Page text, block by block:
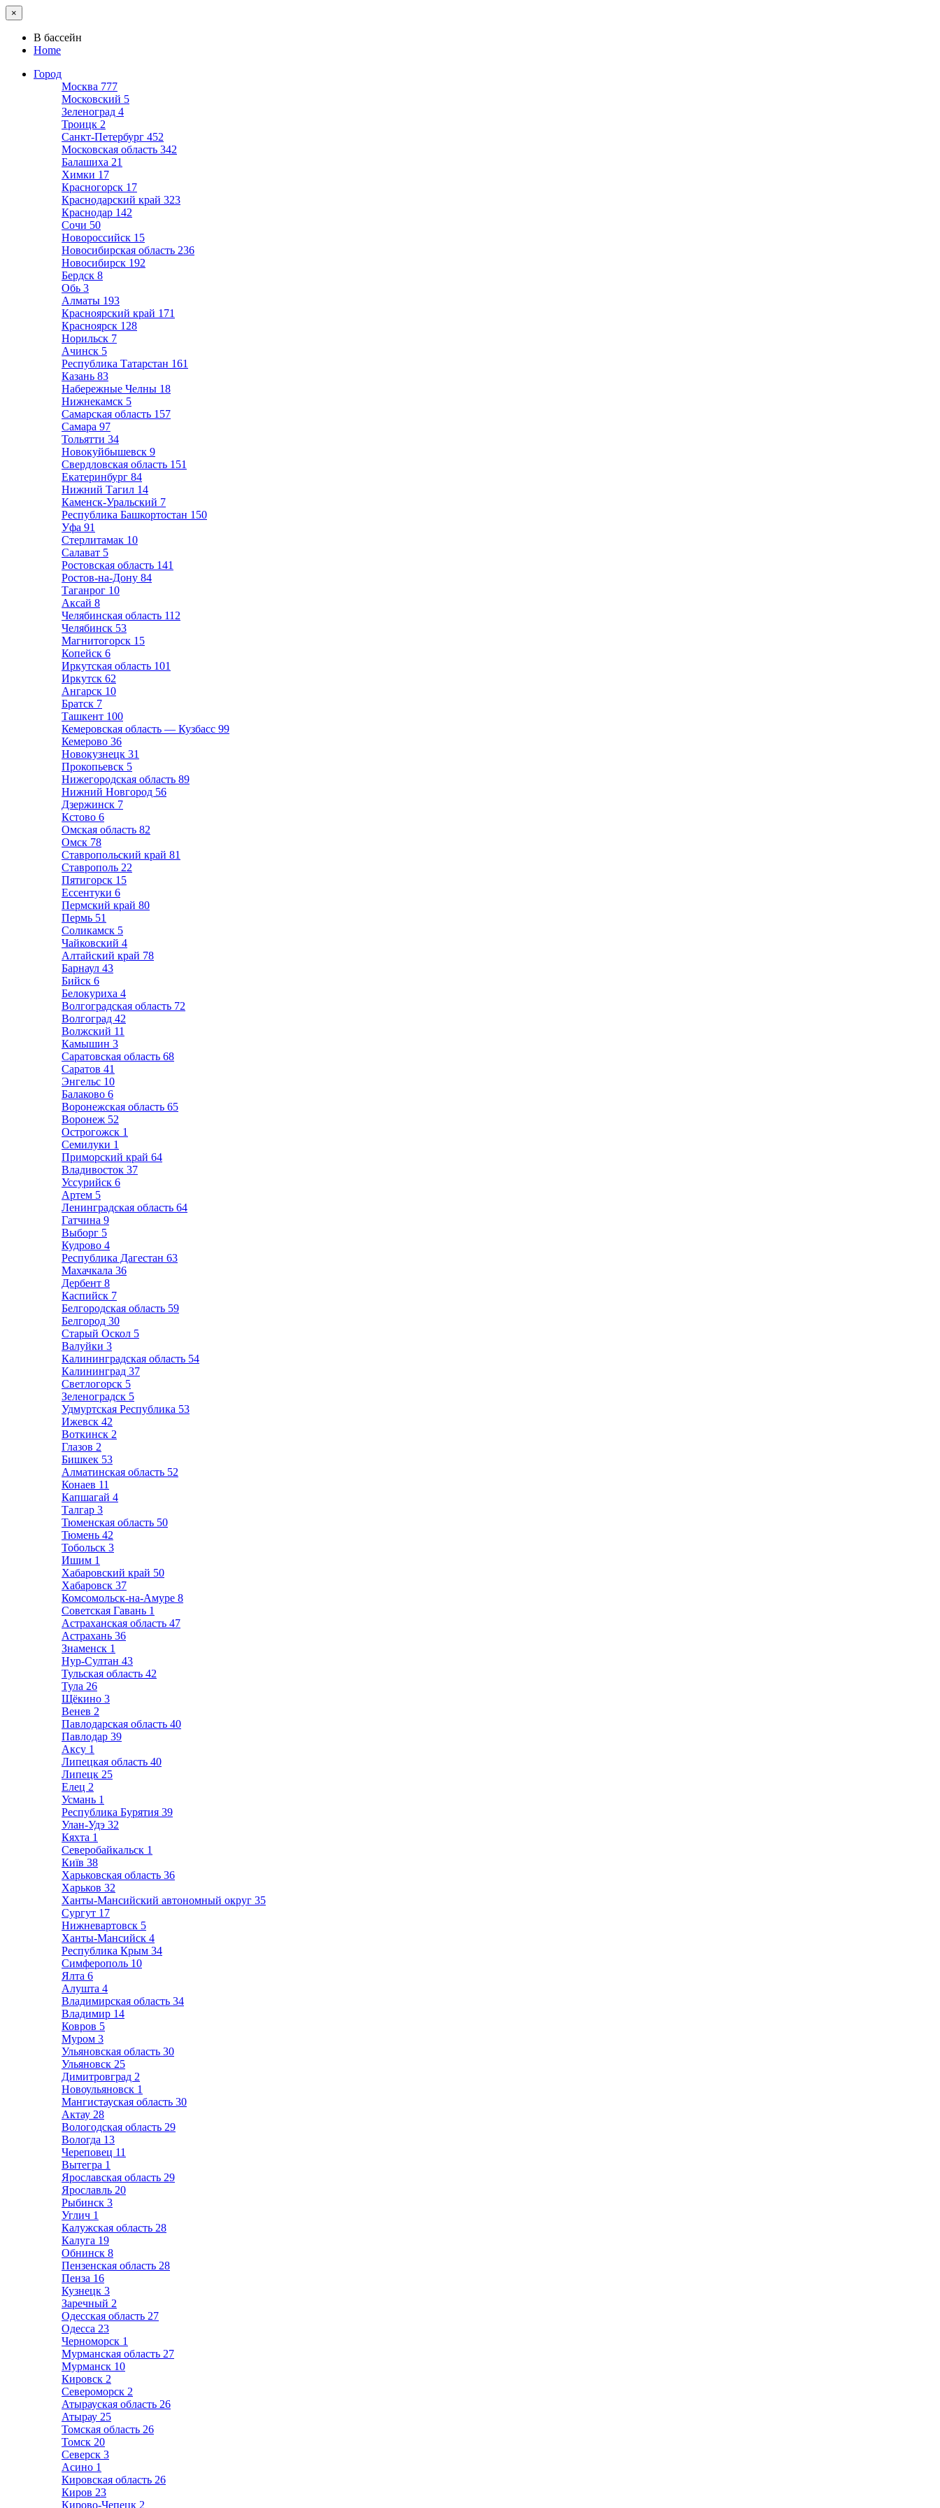
×
В бассейн
Home
Город
Москва 777
Московский 5
Зеленоград 4
Троицк 2
Санкт-Петербург 452
Московская область 342
Балашиха 21
Химки 17
Красногорск 17
Краснодарский край 323
Краснодар 142
Сочи 50
Новороссийск 15
Новосибирская область 236
Новосибирск 192
Бердск 8
Обь 3
Алматы 193
Красноярский край 171
Красноярск 128
Норильск 7
Ачинск 5
Республика Татарстан 161
Казань 83
Набережные Челны 18
Нижнекамск 5
Самарская область 157
Самара 97
Тольятти 34
Новокуйбышевск 9
Свердловская область 151
Екатеринбург 84
Нижний Тагил 14
Каменск-Уральский 7
Республика Башкортостан 150
Уфа 91
Стерлитамак 10
Салават 5
Ростовская область 141
Ростов-на-Дону 84
Таганрог 10
Аксай 8
Челябинская область 112
Челябинск 53
Магнитогорск 15
Копейск 6
Иркутская область 101
Иркутск 62
Ангарск 10
Братск 7
Ташкент 100
Кемеровская область — Кузбасс 99
Кемерово 36
Новокузнецк 31
Прокопьевск 5
Нижегородская область 89
Нижний Новгород 56
Дзержинск 7
Кстово 6
Омская область 82
Омск 78
Ставропольский край 81
Ставрополь 22
Пятигорск 15
Ессентуки 6
Пермский край 80
Пермь 51
Соликамск 5
Чайковский 4
Алтайский край 78
Барнаул 43
Бийск 6
Белокуриха 4
Волгоградская область 72
Волгоград 42
Волжский 11
Камышин 3
Саратовская область 68
Саратов 41
Энгельс 10
Балаково 6
Воронежская область 65
Воронеж 52
Острогожск 1
Семилуки 1
Приморский край 64
Владивосток 37
Уссурийск 6
Артем 5
Ленинградская область 64
Гатчина 9
Выборг 5
Кудрово 4
Республика Дагестан 63
Махачкала 36
Дербент 8
Каспийск 7
Белгородская область 59
Белгород 30
Старый Оскол 5
Валуйки 3
Калининградская область 54
Калининград 37
Светлогорск 5
Зеленоградск 5
Удмуртская Республика 53
Ижевск 42
Воткинск 2
Глазов 2
Бишкек 53
Алматинская область 52
Конаев 11
Капшагай 4
Талгар 3
Тюменская область 50
Тюмень 42
Тобольск 3
Ишим 1
Хабаровский край 50
Хабаровск 37
Комсомольск-на-Амуре 8
Советская Гавань 1
Астраханская область 47
Астрахань 36
Знаменск 1
Нур-Султан 43
Тульская область 42
Тула 26
Щёкино 3
Венев 2
Павлодарская область 40
Павлодар 39
Аксу 1
Липецкая область 40
Липецк 25
Елец 2
Усмань 1
Республика Бурятия 39
Улан-Удэ 32
Кяхта 1
Северобайкальск 1
Київ 38
Харьковская область 36
Харьков 32
Ханты-Мансийский автономный округ 35
Сургут 17
Нижневартовск 5
Ханты-Мансийск 4
Республика Крым 34
Симферополь 10
Ялта 6
Алушта 4
Владимирская область 34
Владимир 14
Ковров 5
Муром 3
Ульяновская область 30
Ульяновск 25
Димитровград 2
Новоульяновск 1
Мангистауская область 30
Актау 28
Вологодская область 29
Вологда 13
Череповец 11
Вытегра 1
Ярославская область 29
Ярославль 20
Рыбинск 3
Углич 1
Калужская область 28
Калуга 19
Обнинск 8
Пензенская область 28
Пенза 16
Кузнецк 3
Заречный 2
Одесская область 27
Одесса 23
Черноморск 1
Мурманская область 27
Мурманск 10
Кировск 2
Североморск 2
Атырауская область 26
Атырау 25
Томская область 26
Томск 20
Северск 3
Асино 1
Кировская область 26
Киров 23
Кирово-Чепецк 2